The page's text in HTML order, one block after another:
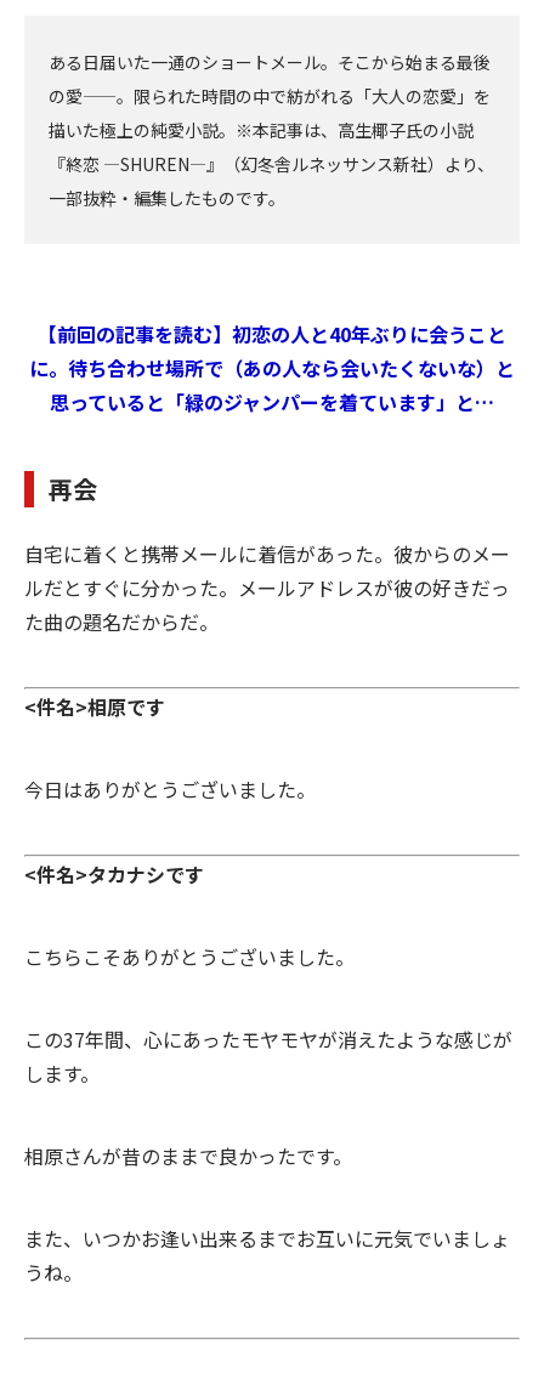
ある日届いた一通のショートメール。そこから始まる最後
の愛——。限られた時間の中で紡がれる「大人の恋愛」を
描いた極上の純愛小説。※本記事は、高生椰子氏の小説
『終恋 —SHUREN—』（幻冬舎ルネッサンス新社）より、
一部抜粋・編集したものです。
【前回の記事を読む】初恋の人と40年ぶりに会うこと
に。待ち合わせ場所で（あの人なら会いたくないな）と
思っていると「緑のジャンパーを着ています」と…
再会
自宅に着くと携帯メールに着信があった。彼からのメー
ルだとすぐに分かった。メールアドレスが彼の好きだっ
た曲の題名だからだ。
<件名>相原です
今日はありがとうございました。
<件名>タカナシです
こちらこそありがとうございました。
この37年間、心にあったモヤモヤが消えたような感じが
します。
相原さんが昔のままで良かったです。
また、いつかお逢い出来るまでお互いに元気でいましょ
うね。